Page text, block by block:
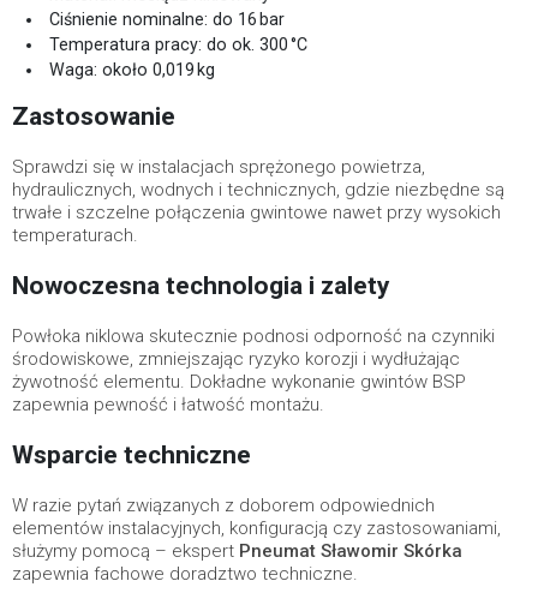
Ciśnienie nominalne: do 16 bar
Temperatura pracy: do ok. 300 °C
Waga: około 0,019 kg
Zastosowanie
Sprawdzi się w instalacjach sprężonego powietrza,
hydraulicznych, wodnych i technicznych, gdzie niezbędne są
trwałe i szczelne połączenia gwintowe nawet przy wysokich
temperaturach.
Nowoczesna technologia i zalety
Powłoka niklowa skutecznie podnosi odporność na czynniki
środowiskowe, zmniejszając ryzyko korozji i wydłużając
żywotność elementu. Dokładne wykonanie gwintów BSP
zapewnia pewność i łatwość montażu.
Wsparcie techniczne
W razie pytań związanych z doborem odpowiednich
elementów instalacyjnych, konfiguracją czy zastosowaniami,
służymy pomocą – ekspert Pneumat Sławomir Skórka
zapewnia fachowe doradztwo techniczne.